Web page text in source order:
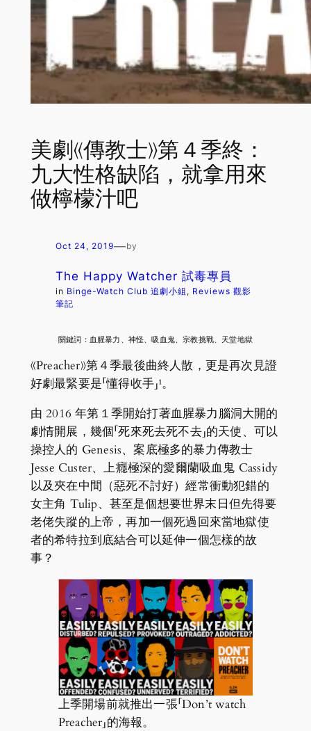
美劇《傳教士》第４季終：
九大性格缺陷，就拿用來
做檸檬汁吧
Oct 24, 2019—by
The Happy Watcher 試毒專員
in Binge-Watch Club 追劇小組 , Reviews 觀影
筆記
關鍵詞：血腥暴力、神怪、吸血鬼、宗教挑戰、天堂地獄
《Preacher》第４季最後曲終人散，更是再次見證
好劇最緊要是「懂得收手」¹。
由 2016 年第１季開始打著血腥暴力腦洞大開的
劇情開展，幾個「死來死去死不去」的天使、可以
操控人的 Genesis、案底極多的暴力傳教士
Jesse Custer、上癮極深的愛爾蘭吸血鬼 Cassidy
以及夾在中間（惡死不討好）經常衝動犯錯的
女主角 Tulip、甚至是個想要世界末日但先得要
老佬失蹤的上帝，再加一個死過回來當地獄使
者的希特拉到底結合可以延伸一個怎樣的故
事？
上季開場前就推出一張「Don’t watch
Preacher」的海報。